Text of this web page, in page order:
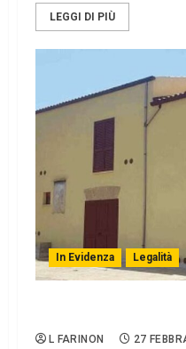
LEGGI DI PIÙ
In Evidenza Legalità
L FARINON 27